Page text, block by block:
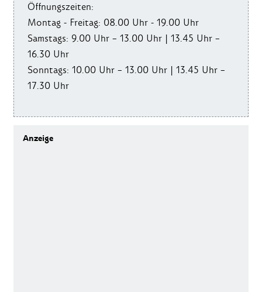
Öffnungszeiten:
Montag - Freitag: 08.00 Uhr - 19.00 Uhr
Samstags: 9.00 Uhr – 13.00 Uhr | 13.45 Uhr –
16.30 Uhr
Sonntags: 10.00 Uhr – 13.00 Uhr | 13.45 Uhr –
17.30 Uhr